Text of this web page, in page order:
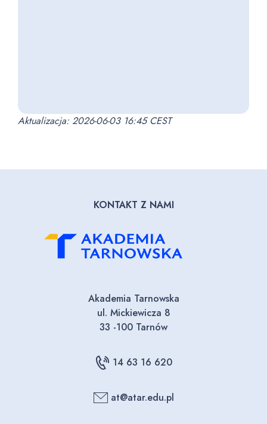
Aktualizacja: 2026-06-03 16:45 CEST
KONTAKT Z NAMI
Akademia Tarnowska
ul. Mickiewicza 8
33 -100 Tarnów
14 63 16 620
at@atar.edu.pl